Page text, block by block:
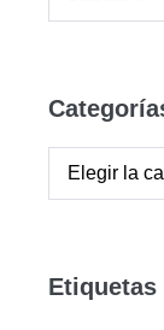
Etiquetas